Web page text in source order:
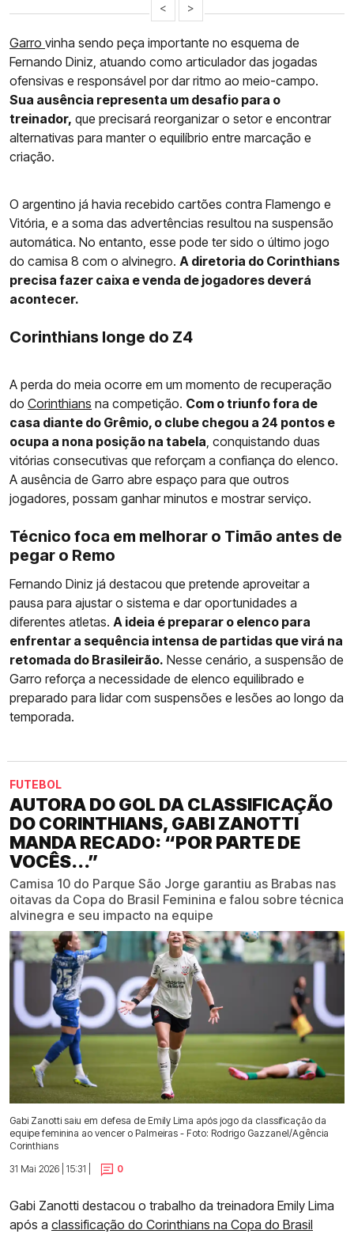
< >
Garro vinha sendo peça importante no esquema de
Fernando Diniz, atuando como articulador das jogadas
ofensivas e responsável por dar ritmo ao meio-campo.
Sua ausência representa um desafio para o
treinador, que precisará reorganizar o setor e encontrar
alternativas para manter o equilíbrio entre marcação e
criação.
O argentino já havia recebido cartões contra Flamengo e
Vitória, e a soma das advertências resultou na suspensão
automática. No entanto, esse pode ter sido o último jogo
do camisa 8 com o alvinegro. A diretoria do Corinthians
precisa fazer caixa e venda de jogadores deverá
acontecer.
Corinthians longe do Z4
A perda do meia ocorre em um momento de recuperação
do Corinthians na competição. Com o triunfo fora de
casa diante do Grêmio, o clube chegou a 24 pontos e
ocupa a nona posição na tabela , conquistando duas
vitórias consecutivas que reforçam a confiança do elenco.
A ausência de Garro abre espaço para que outros
jogadores, possam ganhar minutos e mostrar serviço.
Técnico foca em melhorar o Timão antes de
pegar o Remo
Fernando Diniz já destacou que pretende aproveitar a
pausa para ajustar o sistema e dar oportunidades a
diferentes atletas. A ideia é preparar o elenco para
enfrentar a sequência intensa de partidas que virá na
retomada do Brasileirão. Nesse cenário, a suspensão de
Garro reforça a necessidade de elenco equilibrado e
preparado para lidar com suspensões e lesões ao longo da
temporada.
FUTEBOL
AUTORA DO GOL DA CLASSIFICAÇÃO
DO CORINTHIANS, GABI ZANOTTI
MANDA RECADO: “POR PARTE DE
VOCÊS...”
Camisa 10 do Parque São Jorge garantiu as Brabas nas
oitavas da Copa do Brasil Feminina e falou sobre técnica
alvinegra e seu impacto na equipe
Gabi Zanotti saiu em defesa de Emily Lima após jogo da classificação da
equipe feminina ao vencer o Palmeiras - Foto: Rodrigo Gazzanel/Agência
Corinthians
31 Mai 2026 | 15:31 |
0
Gabi Zanotti destacou o trabalho da treinadora Emily Lima
após a classificação do Corinthians na Copa do Brasil